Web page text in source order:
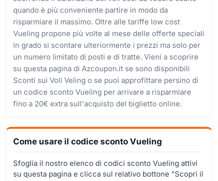
quando è più conveniente partire in modo da
risparmiare il massimo. Oltre alle tariffe low cost
Vueling propone più volte al mese delle offerte speciali
in grado si scontare ulteriormente i prezzi ma solo per
un numero limitato di posti e di tratte. Vieni a scoprire
su questa pagina di Azcoupon.it se sono disponibili
Sconti sui Voli Veling o se puoi approfittare persino di
un codice sconto Vueling per arrivare a risparmiare
fino a 20€ extra sull'acquisto del biglietto online.
Come usare il codice sconto Vueling
Sfoglia il nostro elenco di codici sconto Vueling attivi
su questa pagina e clicca sul relativo bottone "Scopri il